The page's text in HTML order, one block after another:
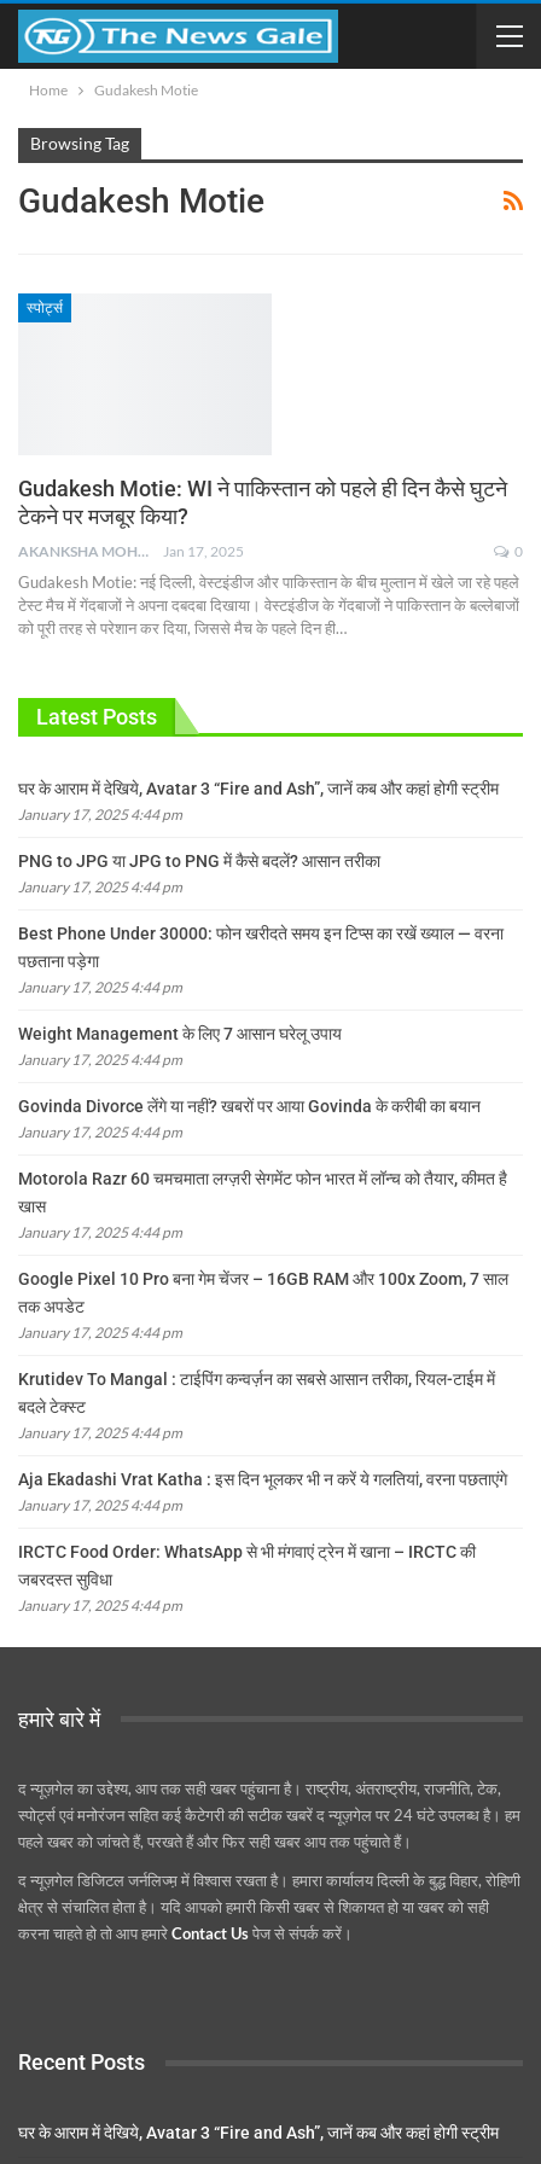
Home Gudakesh Motie
Browsing Tag
Gudakesh Motie
स्पोर्ट्स
Gudakesh Motie: WI ने पाकिस्तान को पहले ही दिन कैसे घुटने
टेकने पर मजबूर किया?
AKANKSHA MOHAN Jan 17, 2025 0
Gudakesh Motie: नई दिल्ली, वेस्टइंडीज और पाकिस्तान के बीच मुल्तान में खेले जा रहे पहले
टेस्ट मैच में गेंदबाजों ने अपना दबदबा दिखाया। वेस्टइंडीज के गेंदबाजों ने पाकिस्तान के बल्लेबाजों
को पूरी तरह से परेशान कर दिया, जिससे मैच के पहले दिन ही…
Latest Posts
घर के आराम में देखिये, Avatar 3 “Fire and Ash”, जानें कब और कहां होगी स्ट्रीम
January 17, 2025 4:44 pm
PNG to JPG या JPG to PNG में कैसे बदलें? आसान तरीका
January 17, 2025 4:44 pm
Best Phone Under 30000: फोन खरीदते समय इन टिप्स का रखें ख्याल — वरना
पछताना पड़ेगा
January 17, 2025 4:44 pm
Weight Management के लिए 7 आसान घरेलू उपाय
January 17, 2025 4:44 pm
Govinda Divorce लेंगे या नहीं? खबरों पर आया Govinda के करीबी का बयान
January 17, 2025 4:44 pm
Motorola Razr 60 चमचमाता लग्ज़री सेगमेंट फोन भारत में लॉन्च को तैयार, कीमत है
खास
January 17, 2025 4:44 pm
Google Pixel 10 Pro बना गेम चेंजर – 16GB RAM और 100x Zoom, 7 साल
तक अपडेट
January 17, 2025 4:44 pm
Krutidev To Mangal : टाईपिंग कन्वर्ज़न का सबसे आसान तरीका, रियल-टाईम में
बदले टेक्स्ट
January 17, 2025 4:44 pm
Aja Ekadashi Vrat Katha : इस दिन भूलकर भी न करें ये गलतियां, वरना पछताएंगे
January 17, 2025 4:44 pm
IRCTC Food Order: WhatsApp से भी मंगवाएं ट्रेन में खाना – IRCTC की
जबरदस्त सुविधा
January 17, 2025 4:44 pm
हमारे बारे में
द न्यूज़गेल का उद्देश्य, आप तक सही खबर पहुंचाना है। राष्ट्रीय, अंतराष्ट्रीय, राजनीति, टेक,
स्पोर्ट्स एवं मनोरंजन सहित कई कैटेगरी की सटीक खबरें द न्यूज़गेल पर 24 घंटे उपलब्ध है। हम
पहले खबर को जांचते हैं, परखते हैं और फिर सही खबर आप तक पहुंचाते हैं।
द न्यूज़गेल डिजिटल जर्नलिज्म़ में विश्वास रखता है। हमारा कार्यालय दिल्ली के बुद्ध विहार, रोहिणी
क्षेत्र से संचालित होता है। यदि आपको हमारी किसी खबर से शिकायत हो या खबर को सही
करना चाहते हो तो आप हमारेContact Usपेज से संपर्क करें।
Recent Posts
घर के आराम में देखिये, Avatar 3 “Fire and Ash”, जानें कब और कहां होगी स्ट्रीम